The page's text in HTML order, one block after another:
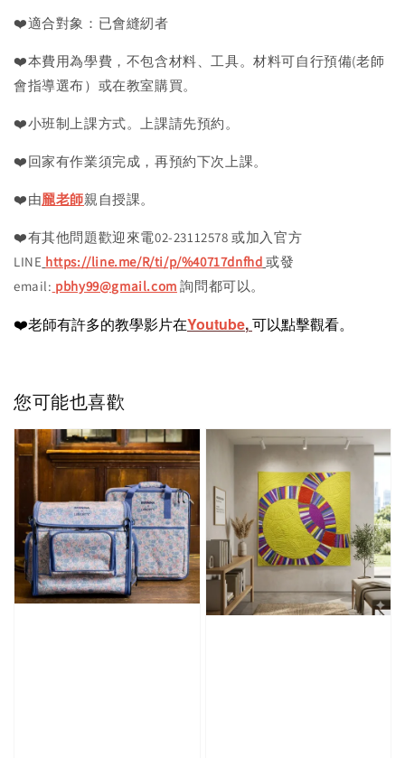
❤️適合對象：已會縫紉者
❤️本費用為學費，不包含材料、工具。材料可自行預備(老師
會指導選布）或在教室購買。
❤️小班制上課方式。上課請先預約。
❤️回家有作業須完成，再預約下次上課。
❤️由龎老師親自授課。
❤️有其他問題歡迎來電02-23112578 或加入官方
LINE https://line.me/R/ti/p/%40717dnfhd 或發
email: pbhy99@gmail.com 詢問都可以。
❤️老師有許多的教學影片在Youtube,可以點擊觀看。
您可能也喜歡